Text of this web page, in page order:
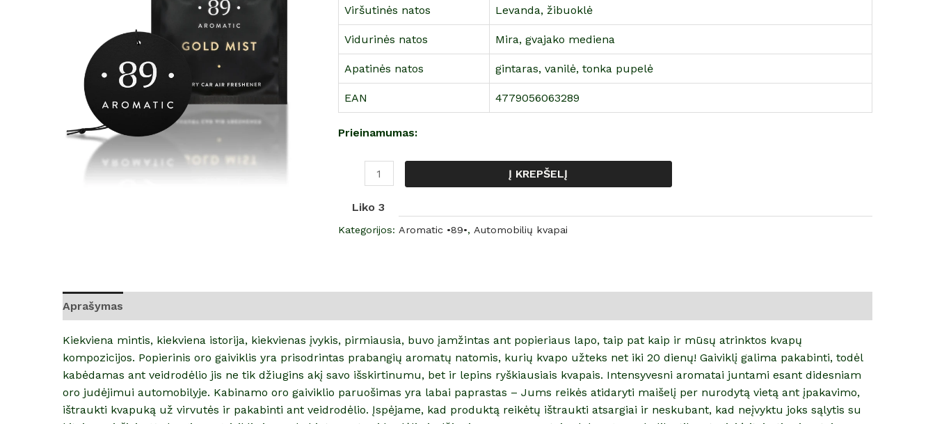
Viršutinės natos Levanda, žibuoklė
Vidurinės natos Mira, gvajako mediena
Apatinės natos gintaras, vanilė, tonka pupelė
EAN 4779056063289
Prieinamumas:
Mist"
Į KREPŠELĮ
Liko 3
Kategorijos: Aromatic •89•, Automobilių kvapai
Aprašymas
Kiekviena mintis, kiekviena istorija, kiekvienas įvykis, pirmiausia, buvo įamžintas ant popieriaus lapo, taip pat kaip ir mūsų atrinktos kvapų
kompozicijos. Popierinis oro gaiviklis yra prisodrintas prabangių aromatų natomis, kurių kvapo užteks net iki 20 dienų! Gaiviklį galima pakabinti, todėl
kabėdamas ant veidrodėlio jis ne tik džiugins akį savo išskirtinumu, bet ir lepins ryškiausiais kvapais. Intensyvesni aromatai juntami esant didesniam
oro judėjimui automobilyje. Kabinamo oro gaiviklio paruošimas yra labai paprastas – Jums reikės atidaryti maišelį per nurodytą vietą ant įpakavimo,
ištraukti kvapuką už virvutės ir pakabinti ant veidrodėlio. Įspėjame, kad produktą reikėtų ištraukti atsargiai ir neskubant, kad neįvyktu joks sąlytis su